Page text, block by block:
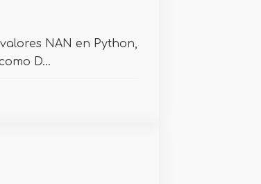
NAN en Python,
D...